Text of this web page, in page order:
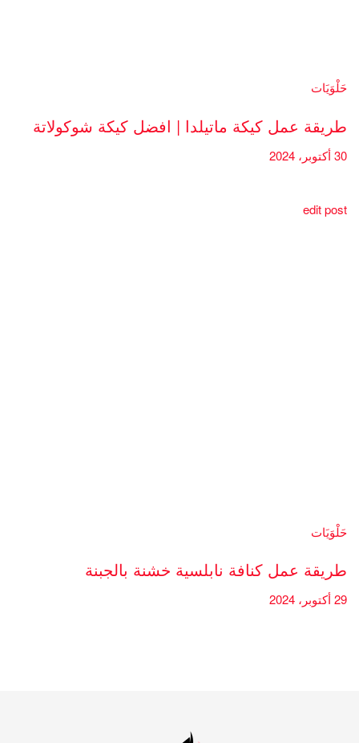
حَلْوَيَات
طريقة عمل كيكة ماتيلدا | افضل كيكة شوكولاتة
30 أكتوبر، 2024
edit post
حَلْوَيَات
طريقة عمل كنافة نابلسية خشنة بالجبنة
29 أكتوبر، 2024